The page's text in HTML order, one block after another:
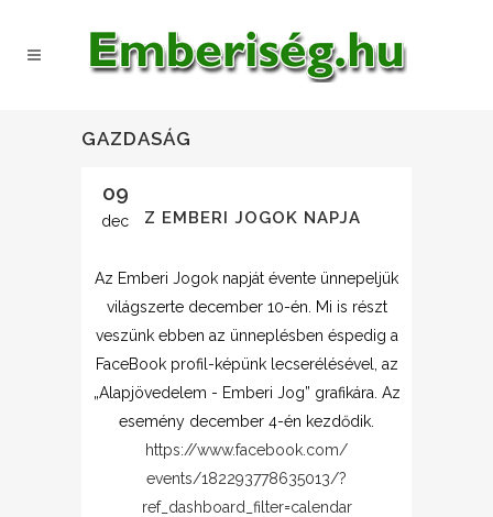
GAZDASÁG
09
dec AZ EMBERI JOGOK NAPJA
Az Emberi Jogok napját évente ünnepeljük
világszerte december 10-én. Mi is részt
veszünk ebben az ünneplésben éspedig a
FaceBook profil-képünk lecserélésével, az
„Alapjövedelem - Emberi Jog” grafikára. Az
esemény december 4-én kezdődik.
https://www.facebook.com/
events/182293778635013/?
ref_dashboard_filter=calendar